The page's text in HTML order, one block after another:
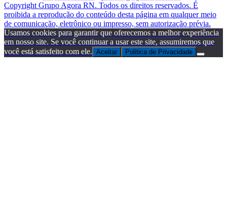
Copyright Grupo Agora RN. Todos os direitos reservados. É
proibida a reprodução do conteúdo desta página em qualquer meio
de comunicação, eletrônico ou impresso, sem autorização prévia.
Usamos cookies para garantir que oferecemos a melhor experiência
em nosso site. Se você continuar a usar este site, assumiremos que
você está satisfeito com ele. Aceitar Politica de Privacidade